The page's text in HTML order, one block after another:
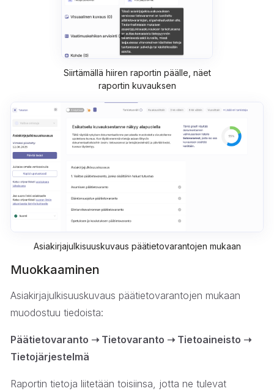
Siirtämällä hiiren raportin päälle, näet
raportin kuvauksen
Asiakirjajulkisuuskuvaus päätietovarantojen mukaan
Muokkaaminen
Asiakirjajulkisuuskuvaus päätietovarantojen mukaan
muodostuu tiedoista:
Päätietovaranto ➝ Tietovaranto ➝ Tietoaineisto ➝
Tietojärjestelmä
Raportin tietoja liitetään toisiinsa, jotta ne tulevat